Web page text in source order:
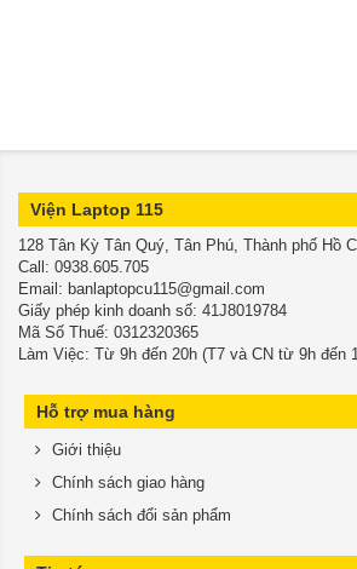
Viện Laptop 115
128 Tân Kỳ Tân Quý, Tân Phú, Thành phố Hồ
​​​​​​​Call: 0938.605.705
Email: banlaptopcu115@gmail.com
Giấy phép kinh doanh số: 41J8019784
Mã Số Thuế: 0312320365
Làm Việc: Từ 9h đến 20h (T7 và CN từ 9h đến
Hỗ trợ mua hàng
Giới thiệu
Chính sách giao hàng
Chính sách đổi sản phẩm